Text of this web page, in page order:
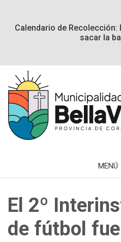
Calendario de
sacar la
MENÚ
El 2º
de fútbol